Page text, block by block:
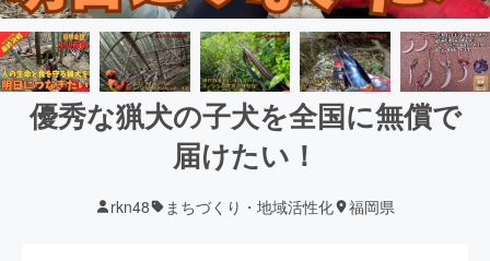
優秀な猟犬の子犬を全国に無償で
届けたい！
rkn48 まちづくり・地域活性化 福岡県